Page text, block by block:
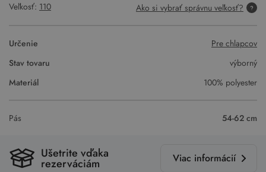
Veľkosť: 110 Ako si vybrať správnu veľkosť?
Určenie
Pre chlapcov
Stav tovaru
výborný
Materiál
100% polyester
Pás 54-62 cm
Ušetrite vďaka
rezerváciám Viac informácií